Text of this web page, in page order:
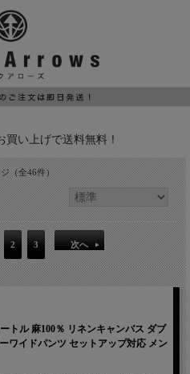
買い上げで送料無料！
（全46件）
2 3 次へ
トル 麻100％ リネンキャンバス ダブ
ワイドパンツ セットアップ対応 メン